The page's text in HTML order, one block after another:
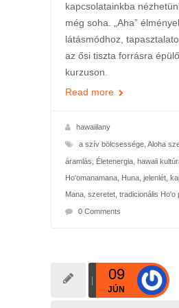
kapcsolatainkba
még soha. „Aha”
látásmódhoz,
az ősi tiszta forrásra
kurzuson.
Read more
hawaiilany
a szív bölcsessége, Aloha
áramlás Életenergia, hawaii
Ho'omanamana, Huna, jelenlét,
Mana, szeretet, tradicionális Ho'o
0 Comments
09
JÚN